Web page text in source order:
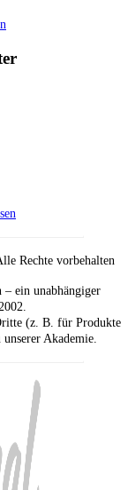
Rechte vorbehalten
ein unabhängiger
(z. B. für Produkte
Akademie.